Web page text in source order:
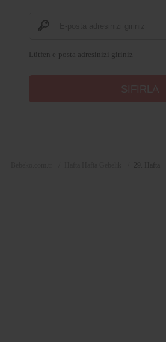
Lütfen e-posta adresinizi giriniz